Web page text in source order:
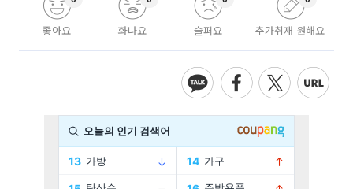
좋아요 화나요 슬퍼요 추가취재 원해요